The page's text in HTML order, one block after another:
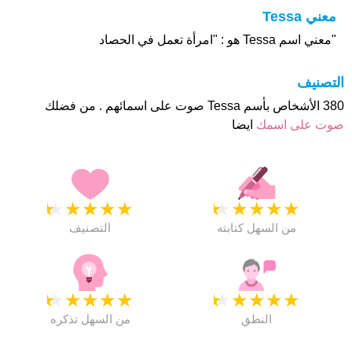
معني Tessa
"معني اسم Tessa هو : "امرأة تعمل في الحصاد
التصنيف
380 الأشخاص بأسم Tessa صوت على اسمائهم . من فضلك
صوت على اسمك ايضا
★
★
★
★
★
التصنيف
★
★
★
★
★
من السهل كتابته
★
★
★
★
★
من السهل تذكره
★
★
★
★
★
النطق